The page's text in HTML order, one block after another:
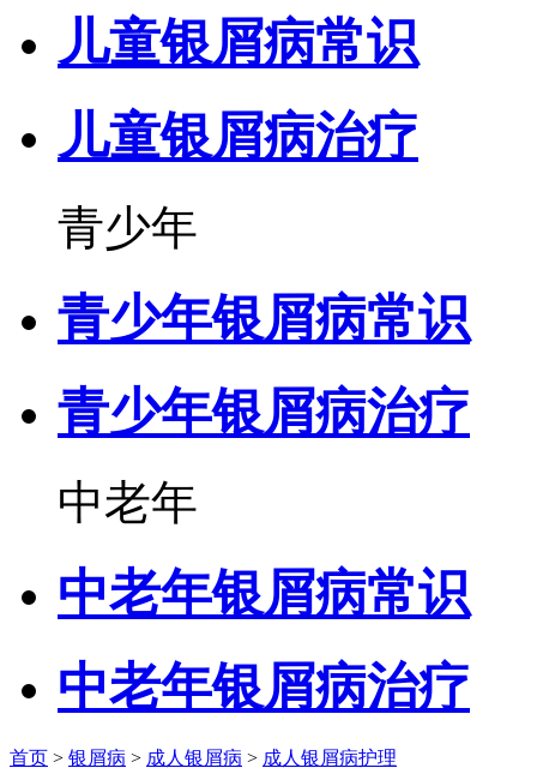
儿童银屑病常识
儿童银屑病治疗
青少年
青少年银屑病常识
青少年银屑病治疗
中老年
中老年银屑病常识
中老年银屑病治疗
首页 > 银屑病 > 成人银屑病 > 成人银屑病护理